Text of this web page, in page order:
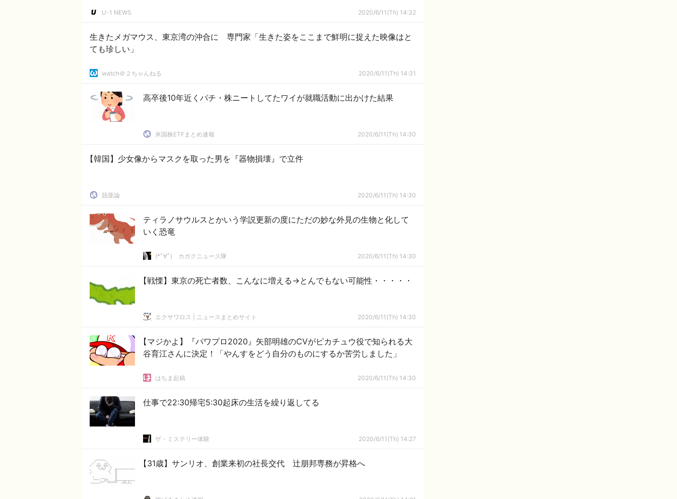
U-1 NEWS 2020/6/11(Th) 14:32
生きたメガマウス、東京湾の沖合に 専門家「生きた姿をここまで鮮明に捉えた映像はと
ても珍しい」
watch＠２ちゃんねる 2020/6/11(Th) 14:31
高卒後10年近くパチ・株ニートしてたワイが就職活動に出かけた結果
米国株ETFまとめ速報 2020/6/11(Th) 14:30
【韓国】少女像からマスクを取った男を『器物損壊』で立件
脱亜論 2020/6/11(Th) 14:30
ティラノサウルスとかいう学説更新の度にただの妙な外見の生物と化して
いく恐竜
(*ﾟ∀ﾟ)ゞカガクニュース隊 2020/6/11(Th) 14:30
【戦慄】東京の死亡者数、こんなに増える→とんでもない可能性・・・・・
エクサワロス | ニュースまとめサイト 2020/6/11(Th) 14:30
【マジかよ】『パワプロ2020』矢部明雄のCVがピカチュウ役で知られる大
谷育江さんに決定！「やんすをどう自分のものにするか苦労しました」
はちま起稿 2020/6/11(Th) 14:30
仕事で22:30帰宅5:30起床の生活を繰り返してる
ザ・ミステリー体験 2020/6/11(Th) 14:27
【31歳】サンリオ、創業来初の社長交代 辻朋邦専務が昇格へ